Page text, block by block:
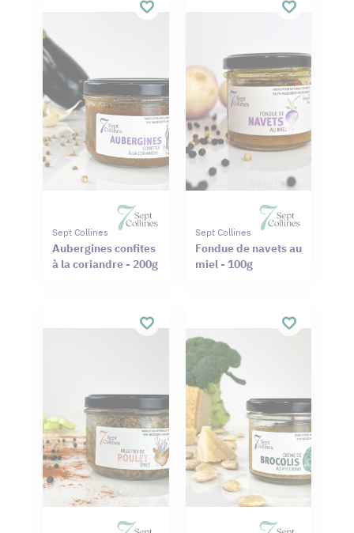
Sept Collines
Aubergines confites
à la coriandre - 200g
Sept Collines
Fondue de navets au
miel - 100g